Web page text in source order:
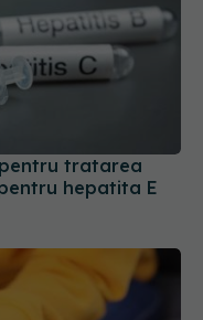
tratarea
hepatita E